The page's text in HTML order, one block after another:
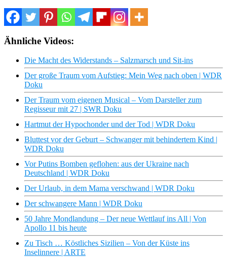
Ähnliche Videos:
Die Macht des Widerstands – Salzmarsch und Sit-ins
Der große Traum vom Aufstieg: Mein Weg nach oben | WDR
Doku
Der Traum vom eigenen Musical – Vom Darsteller zum
Regisseur mit 27 | SWR Doku
Hartmut der Hypochonder und der Tod | WDR Doku
Bluttest vor der Geburt – Schwanger mit behindertem Kind |
WDR Doku
Vor Putins Bomben geflohen: aus der Ukraine nach
Deutschland | WDR Doku
Der Urlaub, in dem Mama verschwand | WDR Doku
Der schwangere Mann | WDR Doku
50 Jahre Mondlandung – Der neue Wettlauf ins All | Von
Apollo 11 bis heute
Zu Tisch … Köstliches Sizilien – Von der Küste ins
Inselinnere | ARTE